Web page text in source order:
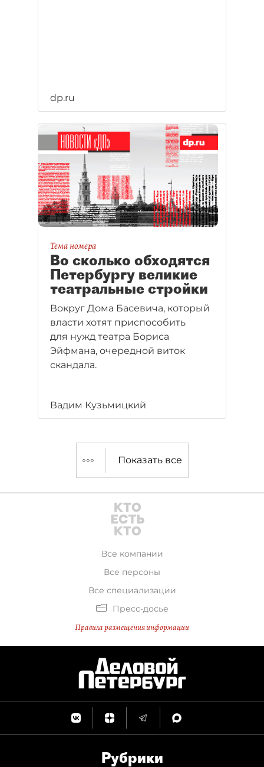
dp.ru
Тема номера
Во сколько обходятся
Петербургу великие
театральные стройки
Вокруг Дома Басевича, который
власти хотят приспособить
для нужд театра Бориса
Эйфмана, очередной виток
скандала.
Вадим Кузьмицкий
Показать все
Все компании
Все персоны
Все специализации
Пресс-досье
Правила размещения информации
Рубрики